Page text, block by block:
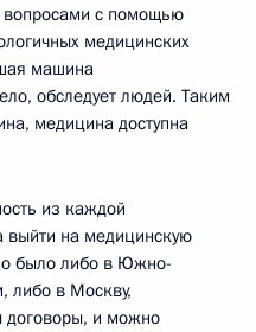
вопросами с помощью
медицинских
машина
обследует людей. Таким
медицина доступна
из каждой
на медицинскую
было либо в Южно-
либо в Москву,
договоры, и можно